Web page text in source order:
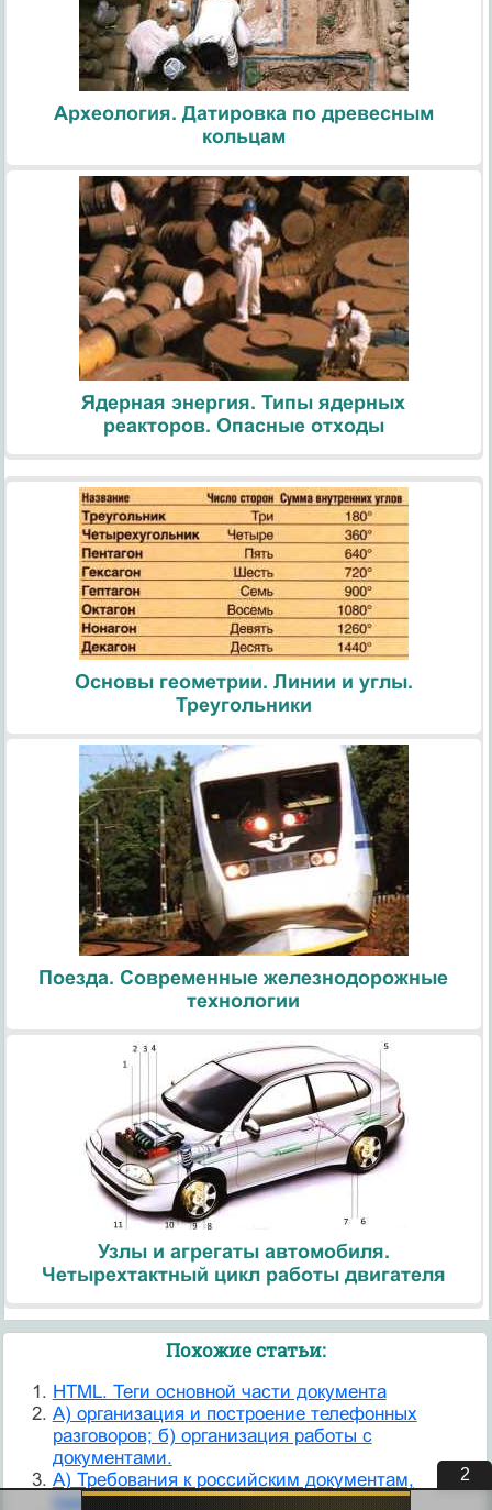
Археология. Датировка по древесным
кольцам
Ядерная энергия. Типы ядерных
реакторов. Опасные отходы
Основы геометрии. Линии и углы.
Треугольники
Поезда. Современные железнодорожные
технологии
Узлы и агрегаты автомобиля.
Четырехтактный цикл работы двигателя
Похожие статьи:
HTML. Теги основной части документа
А) организация и построение телефонных
разговоров; б) организация работы с
документами.
А) Требования к российским документам,
представляемым за границей
1